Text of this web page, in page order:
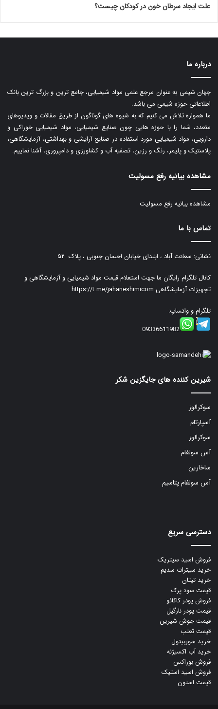
علت ایجاد سرطان خون در کودکان چیست؟
درباره ما
جهان شیمی به عنوان مرجع علمی مواد شیمیایی، جامع ترین و بزرگ ترین بانک
اطلاعاتی حوزه شیمی می باشد.
ما همواره تلاش می کنیم که به شیوه های گوناگون از طریق مقالات و ویدیوهای
متعدد، شما را با حوزه هایی چون صنایع شیمیایی، مواد شیمیایی خوراکی و
دارویی، مواد شیمیایی مورد استفاده در صنایع آرایشی و بهداشتی، آزمایشگاهی،
پلاستیک و پلیمر، رنگ و رزین، تصفیه آب و کشاورزی و دامپروری، آشنا نماییم.
مشاهده بیانیه رفع مسولیت
مشاهده بیانیه رفع مسولیت
تماس با ما
نشانی: سعادت آباد ، ابتدای خیابان احسان جنوبی ، پلاک ۵۲
کانال تلگرام رایگان ما جهت استعلام قیمت مواد شیمیایی و آزمایشگاهی و
تجهیزات آزمایشگاهی https://t.me/jahaneshimicom
تلگرام و واتساپ:
09336611982
شیرین کننده های جایگزین شکر
سوکرالوز
آسپارتام
سوکرالوز
آس سولفام
ساخارین
آس سولفام پتاسیم
دسترسی سریع
فروش اسید سیتریک
خرید سیترات سدیم
خرید تیتان
قیمت سود پرک
فروش پودر کاکائو
قیمت پودر نارگیل
قیمت جوش شیرین
قیمت ثعلب
خرید سوربیتول
خرید آب اکسیژنه
فروش بوراکس
فروش اسید استیک
قیمت استون